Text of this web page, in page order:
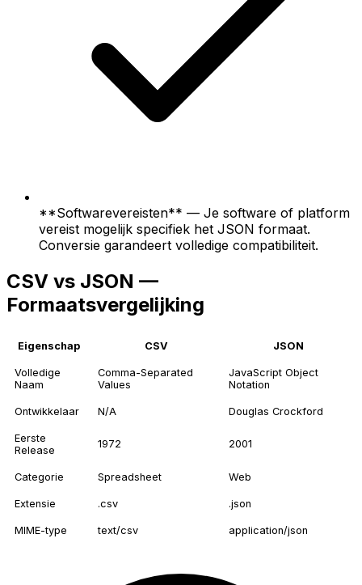
**Softwarevereisten** — Je software of platform
vereist mogelijk specifiek het JSON formaat.
Conversie garandeert volledige compatibiliteit.
CSV vs JSON —
Formaatsvergelijking
Eigenschap CSV JSON
Volledige
Naam
Comma-Separated
Values
JavaScript Object
Notation
Ontwikkelaar N/A Douglas Crockford
Eerste
Release
1972 2001
Categorie Spreadsheet Web
Extensie .csv .json
MIME-type text/csv application/json